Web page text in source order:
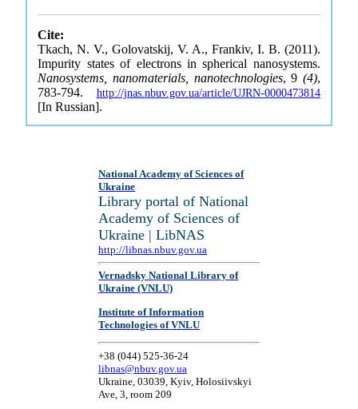
Cite:
Tkach, N. V., Golovatskij, V. A., Frankiv, I. B. (2011).
Impurity states of electrons in spherical nanosystems.
Nanosystems, nanomaterials, nanotechnologies, 9 (4),
783-794. http://jnas.nbuv.gov.ua/article/UJRN-0000473814
[In Russian].
National Academy of Sciences of
Ukraine
Library portal of National
Academy of Sciences of
Ukraine | LibNAS
http://libnas.nbuv.gov.ua
Vernadsky National Library of
Ukraine (VNLU)
Institute of Information
Technologies of VNLU
+38 (044) 525-36-24
libnas@nbuv.gov.ua
Ukraine, 03039, Kyiv, Holosiivskyi
Ave, 3, room 209